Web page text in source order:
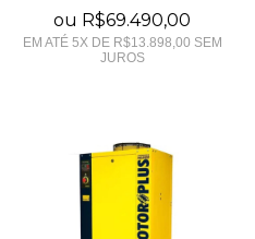
ou R$69.490,00
EM ATÉ 5X DE R$13.898,00 SEM
JUROS